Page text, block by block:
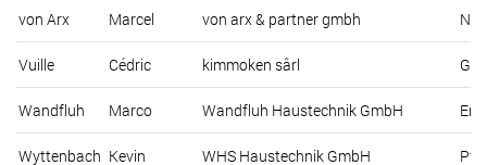
von Arx Marcel von arx & partner gmbh
Vuille Cédric kimmoken sârl
Wandfluh Marco Wandfluh Haustechnik GmbH
Wyttenbach Kevin WHS Haustechnik GmbH